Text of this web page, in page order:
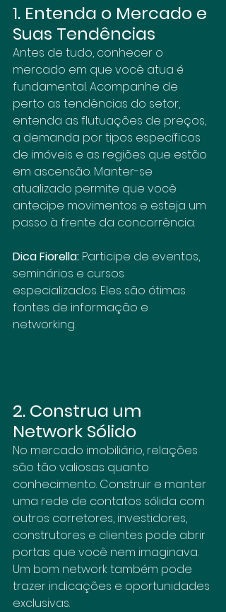
1. Entenda o Mercado e
Suas Tendências
Antes de tudo, conhecer o
mercado em que você atua é
fundamental. Acompanhe de
perto as tendências do setor,
entenda as flutuações de preços,
a demanda por tipos específicos
de imóveis e as regiões que estão
em ascensão. Manter-se
atualizado permite que você
antecipe movimentos e esteja um
passo à frente da concorrência.
Dica Fiorella: Participe de eventos,
seminários e cursos
especializados. Eles são ótimas
fontes de informação e
networking.
2. Construa um
Network Sólido
No mercado imobiliário, relações
são tão valiosas quanto
conhecimento. Construir e manter
uma rede de contatos sólida com
outros corretores, investidores,
construtores e clientes pode abrir
portas que você nem imaginava.
Um bom network também pode
trazer indicações e oportunidades
exclusivas.